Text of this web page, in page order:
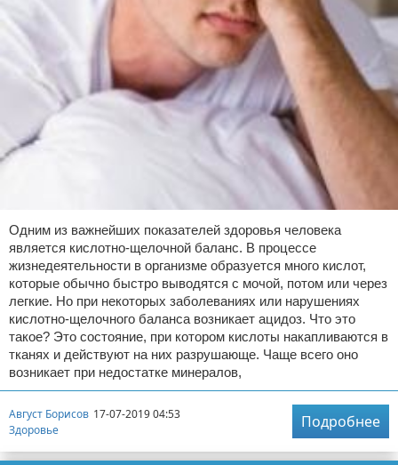
Одним из важнейших показателей здоровья человека
является кислотно-щелочной баланс. В процессе
жизнедеятельности в организме образуется много кислот,
которые обычно быстро выводятся с мочой, потом или через
легкие. Но при некоторых заболеваниях или нарушениях
кислотно-щелочного баланса возникает ацидоз. Что это
такое? Это состояние, при котором кислоты накапливаются в
тканях и действуют на них разрушающе. Чаще всего оно
возникает при недостатке минералов,
Август Борисов 17-07-2019 04:53
Здоровье
Подробнее